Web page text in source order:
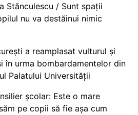
Stănculescu / Sunt spații
nu va destăinui nimic
a reamplasat vulturul și
în urma bombardamentelor din
Palatului Universității
școlar: Este o mare
pe copii să fie așa cum